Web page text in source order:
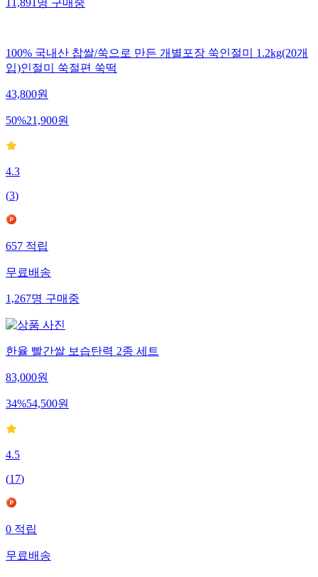
11,891명구매중
100% 국내산 찹쌀/쑥으로 만든 개별포장 쑥인절미 1.2kg(20개
입)인절미 쑥절편 쑥떡
43,800원
50%21,900원
4.3
(3)
657적립
무료배송
1,267명구매중
한율 빨간쌀 보습탄력 2종 세트
83,000원
34%54,500원
4.5
(17)
0적립
무료배송